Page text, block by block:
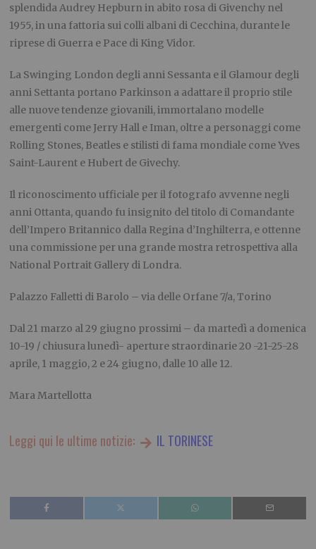
splendida Audrey Hepburn in abito rosa di Givenchy nel
1955, in una fattoria sui colli albani di Cecchina, durante le
riprese di Guerra e Pace di King Vidor.
La Swinging London degli anni Sessanta e il Glamour degli
anni Settanta portano Parkinson a adattare il proprio stile
alle nuove tendenze giovanili, immortalano modelle
emergenti come Jerry Hall e Iman, oltre a personaggi come
Rolling Stones, Beatles e stilisti di fama mondiale come Yves
Saint-Laurent e Hubert de Givechy.
Il riconoscimento ufficiale per il fotografo avvenne negli
anni Ottanta, quando fu insignito del titolo di Comandante
dell’Impero Britannico dalla Regina d’Inghilterra, e ottenne
una commissione per una grande mostra retrospettiva alla
National Portrait Gallery di Londra.
Palazzo Falletti di Barolo – via delle Orfane 7/a, Torino
Dal 21 marzo al 29 giugno prossimi – da martedì a domenica
10-19 / chiusura lunedì- aperture straordinarie 20 -21-25-28
aprile, 1 maggio, 2 e 24 giugno, dalle 10 alle 12.
Mara Martellotta
Leggi qui le ultime notizie: IL TORINESE